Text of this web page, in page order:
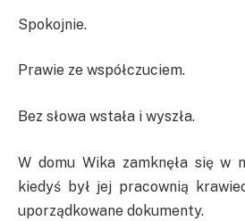
Spokojnie.
Prawie ze współczuciem.
Bez słowa wstała i wyszła.
W domu Wika zamknęła się w
kiedyś był jej pracownią
uporządkowane dokumenty.